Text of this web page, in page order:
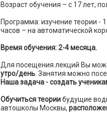
Возраст обучения – с 17 лет,
Программа: изучение теории -
часов – на автоматической
Время обучения: 2-4 месяца.
Для посещения лекций Вы
утро/день. Занятия можно
Наша задача - создать
Обучиться теориибудущие
автошколы Москвы,